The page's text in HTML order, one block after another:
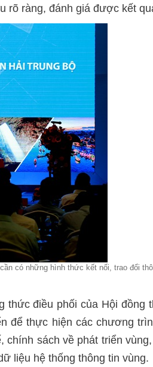
rõ ràng, đánh giá được kết
có những hình thức kết nối, trao đổi
điều phối của Hội đồng
để thực hiện các chương
sách về phát triển
liệu hệ thống thông tin vùng.